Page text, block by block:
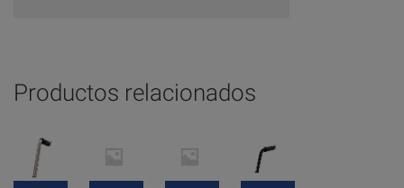
Productos relacionados